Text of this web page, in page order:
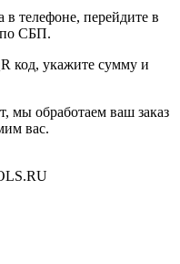
телефоне, перейдите в
по СБП.
код, укажите сумму и
мы обработаем ваш заказ
вас.